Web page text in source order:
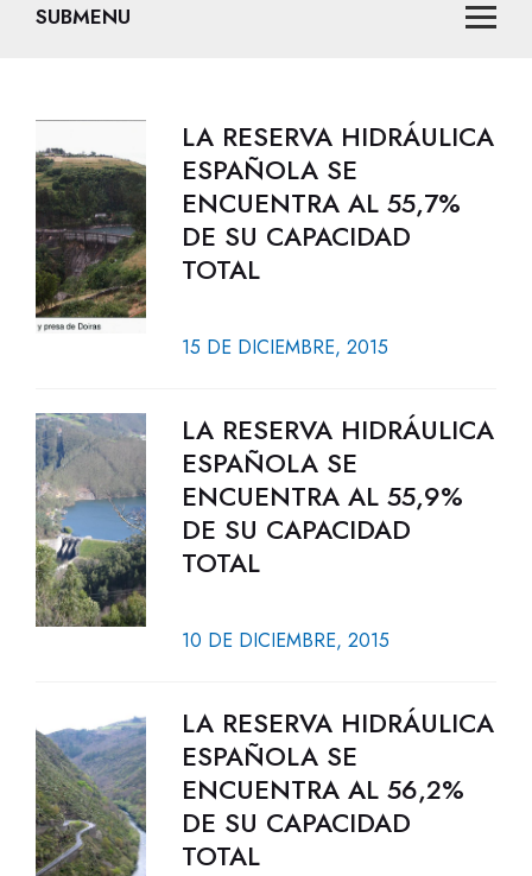
SUBMENU
LA RESERVA HIDRÁULICA
ESPAÑOLA SE
ENCUENTRA AL 55,7%
DE SU CAPACIDAD
TOTAL
15 DE DICIEMBRE, 2015
LA RESERVA HIDRÁULICA
ESPAÑOLA SE
ENCUENTRA AL 55,9%
DE SU CAPACIDAD
TOTAL
10 DE DICIEMBRE, 2015
LA RESERVA HIDRÁULICA
ESPAÑOLA SE
ENCUENTRA AL 56,2%
DE SU CAPACIDAD
TOTAL